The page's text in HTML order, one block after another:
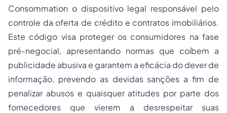
Consommation o dispositivo legal responsável pelo
controle da oferta de crédito e contratos imobiliários.
Este código visa proteger os consumidores na fase
pré-negocial, apresentando normas que coíbem a
publicidade abusiva e garantem a eficácia do dever de
informação, prevendo as devidas sanções a fim de
penalizar abusos e quaisquer atitudes por parte dos
fornecedores que vierem a desrespeitar suas